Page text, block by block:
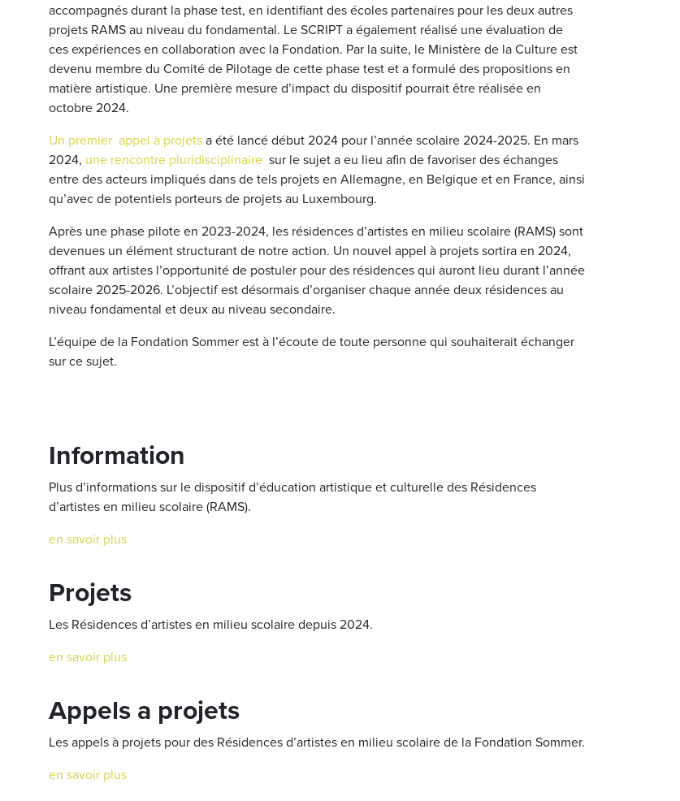
accompagnés durant la phase test, en identifiant des écoles partenaires pour les deux autres
projets RAMS au niveau du fondamental. Le SCRIPT a également réalisé une évaluation de
ces expériences en collaboration avec la Fondation. Par la suite, le Ministère de la Culture est
devenu membre du Comité de Pilotage de cette phase test et a formulé des propositions en
matière artistique. Une première mesure d’impact du dispositif pourrait être réalisée en
octobre 2024.
Un premier appel à projets a été lancé début 2024 pour l’année scolaire 2024-2025. En mars
2024, une rencontre pluridisciplinaire sur le sujet a eu lieu afin de favoriser des échanges
entre des acteurs impliqués dans de tels projets en Allemagne, en Belgique et en France, ainsi
qu’avec de potentiels porteurs de projets au Luxembourg.
Après une phase pilote en 2023-2024, les résidences d’artistes en milieu scolaire (RAMS) sont
devenues un élément structurant de notre action. Un nouvel appel à projets sortira en 2024,
offrant aux artistes l’opportunité de postuler pour des résidences qui auront lieu durant l’année
scolaire 2025-2026. L’objectif est désormais d’organiser chaque année deux résidences au
niveau fondamental et deux au niveau secondaire.
L’équipe de la Fondation Sommer est à l’écoute de toute personne qui souhaiterait échanger
sur ce sujet.
Information
Plus d’informations sur le dispositif d’éducation artistique et culturelle des Résidences
d’artistes en milieu scolaire (RAMS).
en savoir plus
Projets
Les Résidences d’artistes en milieu scolaire depuis 2024.
en savoir plus
Appels a projets
Les appels à projets pour des Résidences d’artistes en milieu scolaire de la Fondation Sommer.
en savoir plus